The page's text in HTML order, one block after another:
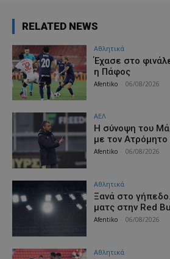
RELATED NEWS
Αθλητικά
Έχασε στο
η Πάφος
Afentiko 06/08/2026
ΑΕΛ
H σύνοψη του
με τον
Afentiko 06/08/2026
Αθλητικά
Ξανά στο
ματς στην Red
Afentiko 06/08/2026
Αθλητικά